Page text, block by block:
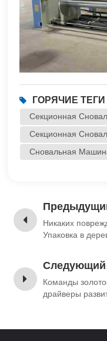
ГОРЯЧИЕ ТЕГИ
Секционная
Секционная
Сновальная
Никаких
Упаковка в
Следующий
Команды
драйверы